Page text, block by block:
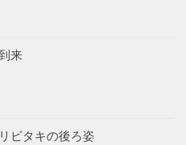
来
ビタキの後ろ姿